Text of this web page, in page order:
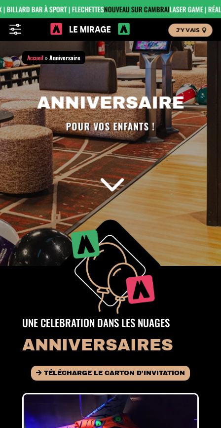
À SPORT | FLECHETTESNOUVEAU SUR CAMBRAILASER GAME | RÉALITÉ
f J'Y VAIS
Accueil»Anniversaire
ANNIVERSAIRE
POUR VOS ENFANTS !
3
UNE CELEBRATION DANS LES NUAGES
ANNIVERSAIRES
TÉLÉCHARGE LE CARTON D'INVITATION